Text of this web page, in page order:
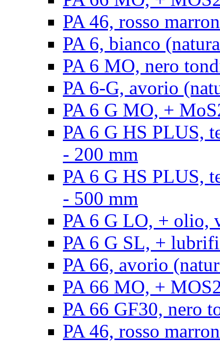
PA 46, rosso
PA 6, bianco
PA 6 MO, nero
PA 6-G, avorio
PA 6 G MO, +
PA 6 G HS PLUS,
- 200 mm
PA 6 G HS PLUS,
- 500 mm
PA 6 G LO, + olio,
PA 6 G SL, +
PA 66, avorio
PA 66 MO, +
PA 66 GF30, nero
PA 46, rosso